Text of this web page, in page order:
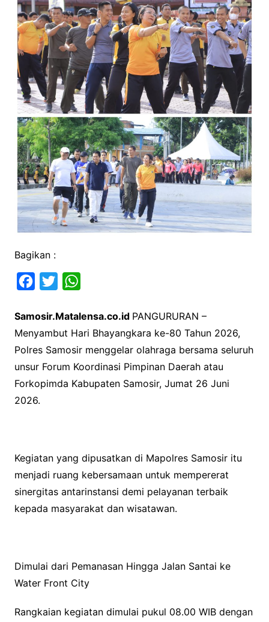
Bagikan :
c
e
b
o
o
k
i
t
t
e
r
a
t
s
A
p
Samosir.Matalensa.co.id PANGURURAN –
Menyambut Hari Bhayangkara ke-80 Tahun 2026,
Polres Samosir menggelar olahraga bersama seluruh
unsur Forum Koordinasi Pimpinan Daerah atau
Forkopimda Kabupaten Samosir, Jumat 26 Juni
2026.
Kegiatan yang dipusatkan di Mapolres Samosir itu
menjadi ruang kebersamaan untuk mempererat
sinergitas antarinstansi demi pelayanan terbaik
kepada masyarakat dan wisatawan.
Dimulai dari Pemanasan Hingga Jalan Santai ke
Water Front City
Rangkaian kegiatan dimulai pukul 08.00 WIB dengan